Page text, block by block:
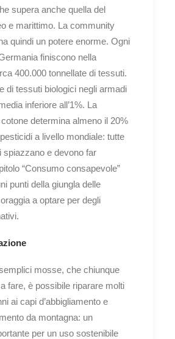
supera anche quella del
e marittimo. La community
quindi un potere enorme. Ogni
finiscono nella
400.000 tonnellate di tessuti.
di tessuti biologici negli armadi
inferiore all’1%. La
determina almeno il 20%
a livello mondiale: tutte
spiazzano e devono far
“Consumo consapevole”
punti della giungla delle
a optare per degli
mosse, che chiunque
fare, è possibile riparare molti
ai capi d’abbigliamento e
da montagna: un
per un uso sostenibile